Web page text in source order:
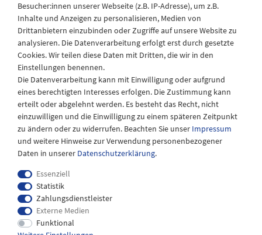
Laden Öffnungszeiten
Montag - Freitag
08:30 - 12:30 und 13.00 - 17.30 Uhr
Samstags
08:30 bis 12:30 Uhr
Impressum
Besucher:innen unserer Webseite (z.B. IP-Adresse), um z.B.
Inhalte und Anzeigen zu personalisieren, Medien von
Drittanbietern einzubinden oder Zugriffe auf unsere Website zu
analysieren. Die Datenverarbeitung erfolgt erst durch gesetzte
Cookies. Wir teilen diese Daten mit Dritten, die wir in den
Einstellungen benennen.
Die Datenverarbeitung kann mit Einwilligung oder aufgrund
eines berechtigten Interesses erfolgen. Die Zustimmung kann
erteilt oder abgelehnt werden. Es besteht das Recht, nicht
einzuwilligen und die Einwilligung zu einem späteren Zeitpunkt
zu ändern oder zu widerrufen. Beachten Sie unser Impressum
und weitere Hinweise zur Verwendung personenbezogener
Daten in unserer Daten­schutz­erklärung.
Essenziell
Statistik
Zahlungsdienstleister
Externe Medien
Funktional